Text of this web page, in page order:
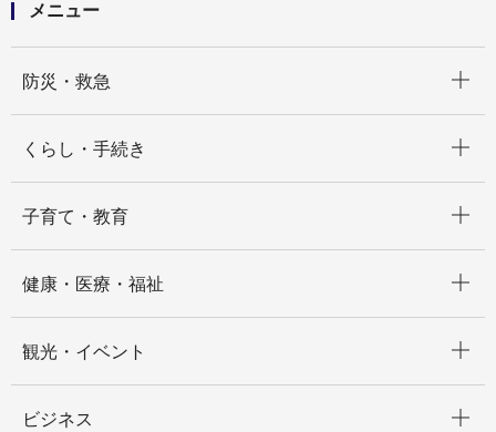
メニュー
防災・救急
くらし・手続き
子育て・教育
健康・医療・福祉
観光・イベント
ビジネス